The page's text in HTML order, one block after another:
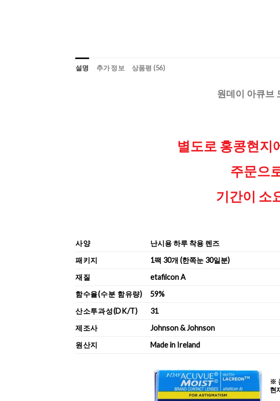
설명 추가 정보 상품평 (56)
원데이 아큐브
별도로 홍콩현지
주문으
기간이 소
사양
난시용 하루 착용 렌즈
패키지
1팩 30개 (한쪽눈 30일분)
재질
etafilcon A
함수율(수분 함유량)
59%
산소투과성(DK/T)
31
제조사
Johnson & Johnson
원산지
Made in Ireland
※
현